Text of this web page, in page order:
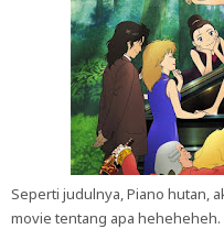
Seperti judulnya, Piano hutan,
movie tentang apa heheheheh.